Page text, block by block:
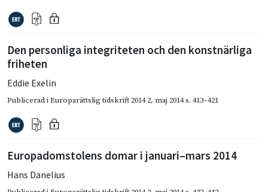
Den personliga integriteten och den konstnärliga
friheten
Eddie Exelin
Publicerad iEuroparättslig tidskrift 2014 2, maj 2014s. 413–421
Europadomstolens domar i januari–mars 2014
Hans Danelius